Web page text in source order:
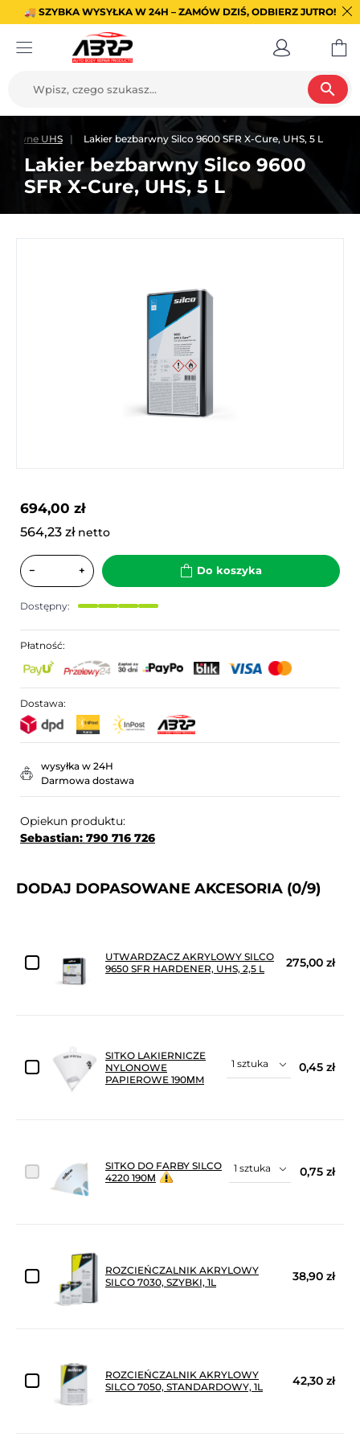
🚚 SZYBKA WYSYŁKA W 24H – ZAMÓW DZIŚ, ODBIERZ JUTRO!
search
UHS Lakier bezbarwny Silco 9600 SFR X-Cure, UHS, 5 L
Lakier bezbarwny Silco 9600
SFR X-Cure, UHS, 5 L
694,00 zł
564,23 zł netto
− + Do koszyka
Dostępny:
Płatność:
Dostawa:
wysyłka w 24H
Darmowa dostawa
Opiekun produktu:
Sebastian: 790 716 726
DODAJ DOPASOWANE AKCESORIA (0/9)
UTWARDZACZ AKRYLOWY SILCO
9650 SFR HARDENER, UHS, 2,5 L
275,00 zł
SITKO LAKIERNICZE
NYLONOWE
PAPIEROWE 190ΜM
0,45 zł
SITKO DO FARBY SILCO
4220 190Μ
0,75 zł
ROZCIEŃCZALNIK AKRYLOWY
SILCO 7030, SZYBKI, 1L
38,90 zł
ROZCIEŃCZALNIK AKRYLOWY
SILCO 7050, STANDARDOWY, 1L
42,30 zł